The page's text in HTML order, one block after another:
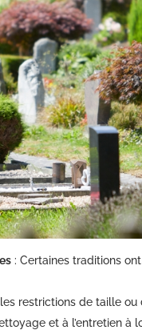
: Certaines traditions
les restrictions de taille
et à l’entretien à